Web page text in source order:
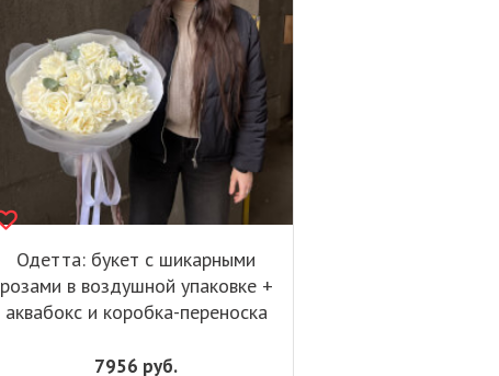
Одетта: букет с шикарными
розами в воздушной упаковке +
аквабокс и коробка-переноска
7956 руб.